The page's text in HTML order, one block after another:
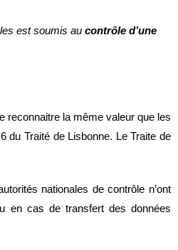
est soumis au contrôle d’une
reconnaitre la même valeur que les
du Traité de Lisbonne. Le Traite de
nationales de contrôle n’ont
en cas de transfert des données